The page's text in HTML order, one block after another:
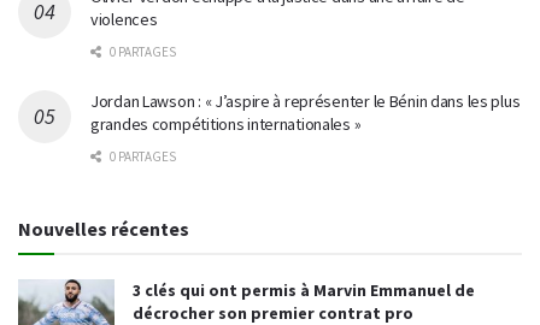
violences
0 PARTAGES
Jordan Lawson : « J’aspire à représenter le Bénin dans les plus
grandes compétitions internationales »
0 PARTAGES
Nouvelles récentes
3 clés qui ont permis à Marvin Emmanuel de
décrocher son premier contrat pro